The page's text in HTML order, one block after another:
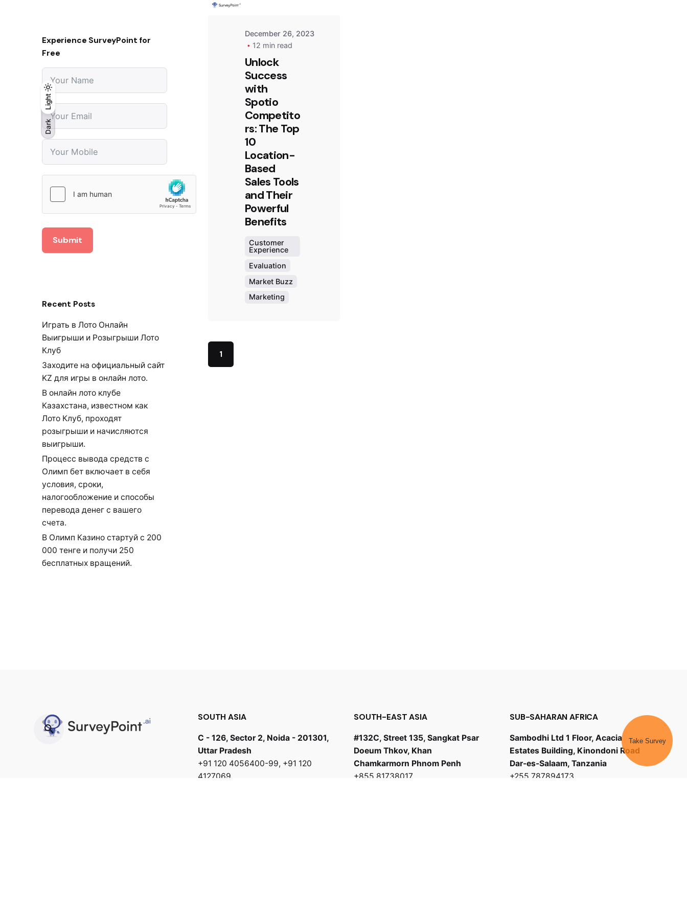
Dark
Light
Dark
Light
Experience SurveyPoint for
Free
Submit
Recent Posts
Играть в Лото Онлайн
Выигрыши и Розыгрыши Лото
Клуб
Заходите на официальный сайт
KZ для игры в онлайн лото.
В онлайн лото клубе
Казахстана, известном как
Лото Клуб, проходят
розыгрыши и начисляются
выигрыши.
Процесс вывода средств с
Олимп бет включает в себя
условия, сроки,
налогообложение и способы
перевода денег с вашего
счета.
В Олимп Казино стартуй с 200
000 тенге и получи 250
бесплатных вращений.
December 26, 2023
12 min read
Unlock
Success
with
Spotio
Competito
rs: The Top
10
Location-
Based
Sales Tools
and Their
Powerful
Benefits
Customer
Experience
Evaluation
Market Buzz
Marketing
1
SOUTH ASIA
C - 126, Sector 2, Noida - 201301,
Uttar Pradesh
+91 120 4056400-99, +91 120
4127069
SOUTH-EAST ASIA
#132C, Street 135, Sangkat Psar
Doeum Thkov, Khan
Chamkarmorn Phnom Penh
+855 81738017
SUB-SAHARAN AFRICA
Sambodhi Ltd 1 Floor, Acacia
Estates Building, Kinondoni Road
Dar-es-Salaam, Tanzania
+255 787894173
Take Survey